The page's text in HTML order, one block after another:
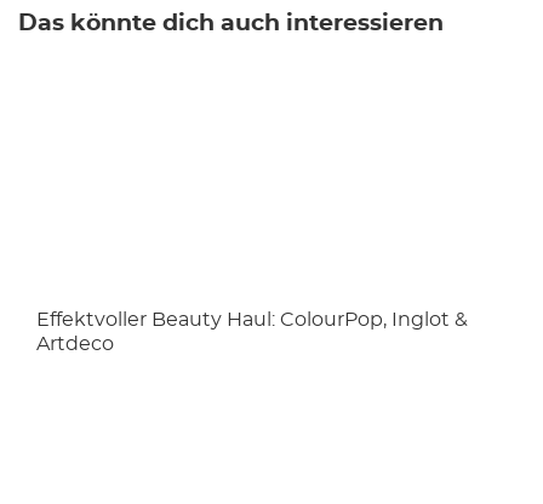
Das könnte dich auch interessieren
Effektvoller Beauty Haul: ColourPop, Inglot &
Artdeco